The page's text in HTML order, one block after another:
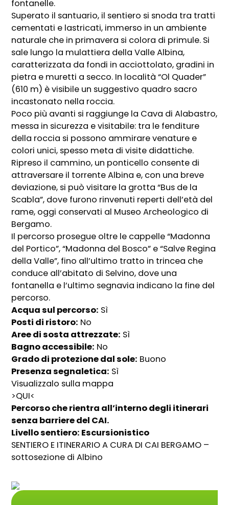
fontanelle.
Superato il santuario, il sentiero si snoda tra tratti
cementati e lastricati, immerso in un ambiente
naturale che in primavera si colora di primule. Si
sale lungo la mulattiera della Valle Albina,
caratterizzata da fondi in acciottolato, gradini in
pietra e muretti a secco. In località “Ol Quader”
(610 m) è visibile un suggestivo quadro sacro
incastonato nella roccia.
Poco più avanti si raggiunge la Cava di Alabastro,
messa in sicurezza e visitabile: tra le fenditure
della roccia si possono ammirare venature e
colori unici, spesso meta di visite didattiche.
Ripreso il cammino, un ponticello consente di
attraversare il torrente Albina e, con una breve
deviazione, si può visitare la grotta “Bus de la
Scabla”, dove furono rinvenuti reperti dell’età del
rame, oggi conservati al Museo Archeologico di
Bergamo.
Il percorso prosegue oltre le cappelle “Madonna
del Portico”, “Madonna del Bosco” e “Salve Regina
della Valle”, fino all’ultimo tratto in trincea che
conduce all’abitato di Selvino, dove una
fontanella e l’ultimo segnavia indicano la fine del
percorso.
Acqua sul percorso: Sì
Posti di ristoro: No
Aree di sosta attrezzate: Sì
Bagno accessibile: No
Grado di protezione dal sole: Buono
Presenza segnaletica: Sì
Visualizzalo sulla mappa
>QUI<
Percorso che rientra all’interno degli itinerari
senza barriere del CAI.
Livello sentiero: Escursionistico
SENTIERO E ITINERARIO A CURA DI CAI BERGAMO –
sottosezione di Albino